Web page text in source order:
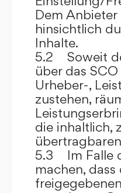
Dem
hinsichtlich
Inhalte.
5.2 Soweit
über das
Urheber-,
zustehen,
die inhaltlich,
5.3 Im Falle
machen,